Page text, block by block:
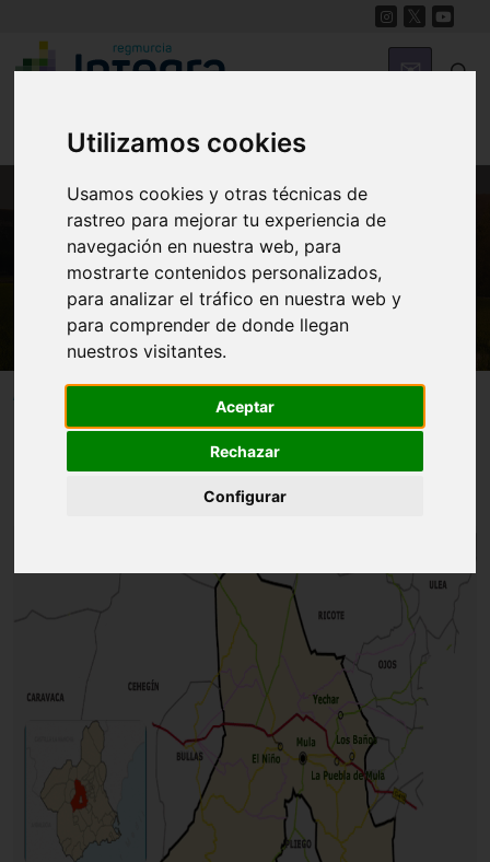
Utilizamos cookies
Usamos cookies y otras técnicas de
rastreo para mejorar tu experiencia de
navegación en nuestra web, para
mostrarte contenidos personalizados,
para analizar el tráfico en nuestra web y
para comprender de donde llegan
nuestros visitantes.
Aceptar
Rechazar
Configurar
MUNICIPIOS
Mula
Mula